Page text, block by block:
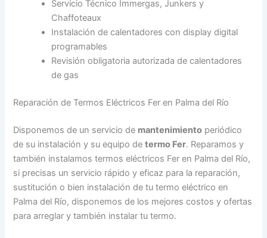
Servicio Técnico Immergas, Junkers y
Chaffoteaux
Instalación de calentadores con display digital
programables
Revisión obligatoria autorizada de calentadores
de gas
Reparación de Termos Eléctricos Fer en Palma del Río
Disponemos de un servicio de mantenimiento periódico
de su instalación y su equipo determo Fer. Reparamos y
también instalamos termos eléctricos Fer en Palma del Río,
si precisas un servicio rápido y eficaz para la reparación,
sustitución o bien instalación de tu termo eléctrico en
Palma del Río, disponemos de los mejores costos y ofertas
para arreglar y también instalar tu termo.